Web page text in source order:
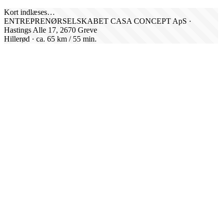
Kort indlæses…
ENTREPRENØRSELSKABET CASA CONCEPT ApS ·
Hastings Alle 17, 2670 Greve
Hillerød · ca. 65 km / 55 min.